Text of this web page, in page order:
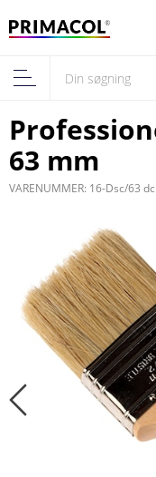
63 mm
VARENUMMER: 16-Dsc/63 dc